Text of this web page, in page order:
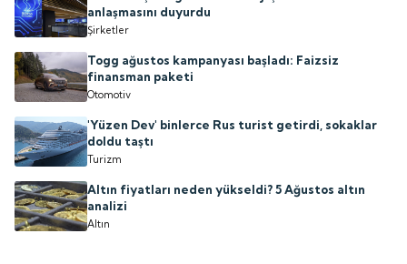
anlaşmasını duyurdu
Şirketler
Togg ağustos kampanyası başladı: Faizsiz
finansman paketi
Otomotiv
'Yüzen Dev' binlerce Rus turist getirdi, sokaklar
doldu taştı
Turizm
Altın fiyatları neden yükseldi? 5 Ağustos altın
analizi
Altın